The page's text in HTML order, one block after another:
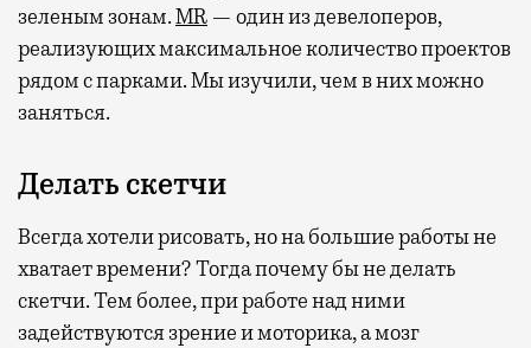
зеленым зонам.MR — один из девелоперов,
реализующих максимальное количество проектов
рядом с парками. Мы изучили, чем в них можно
заняться.
Делать скетчи
Всегда хотели рисовать, но на большие работы не
хватает времени? Тогда почему бы не делать
скетчи. Тем более, при работе над ними
задействуются зрение и моторика, а мозг